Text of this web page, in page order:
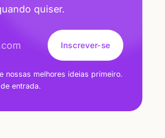
quiser.
Inscrever-se
nossas melhores ideias primeiro.
entrada.